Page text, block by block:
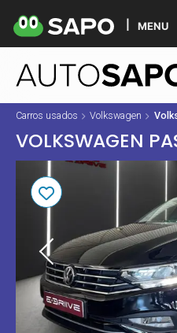
MENU
Carros usados Volkswagen
VOLKSWAGEN